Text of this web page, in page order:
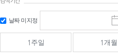
날짜 미지정
시
작
일
선
1주일 1개월